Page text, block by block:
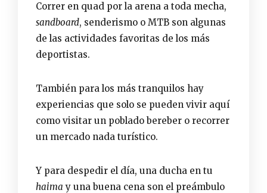
Correr en quad por la arena a toda mecha,
sandboard, senderismo o MTB son algunas
de las actividades favoritas de los más
deportistas.
También para los más tranquilos hay
experiencias que solo se pueden vivir aquí
como visitar un poblado bereber o recorrer
un mercado nada turístico.
Y para despedir el día, una ducha en tu
haima y una buena cena son el preámbulo